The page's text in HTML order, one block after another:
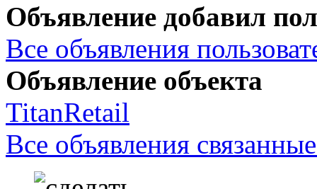
Объявление добавил
Все объявления
Объявление объекта
TitanRetail
Все объявления